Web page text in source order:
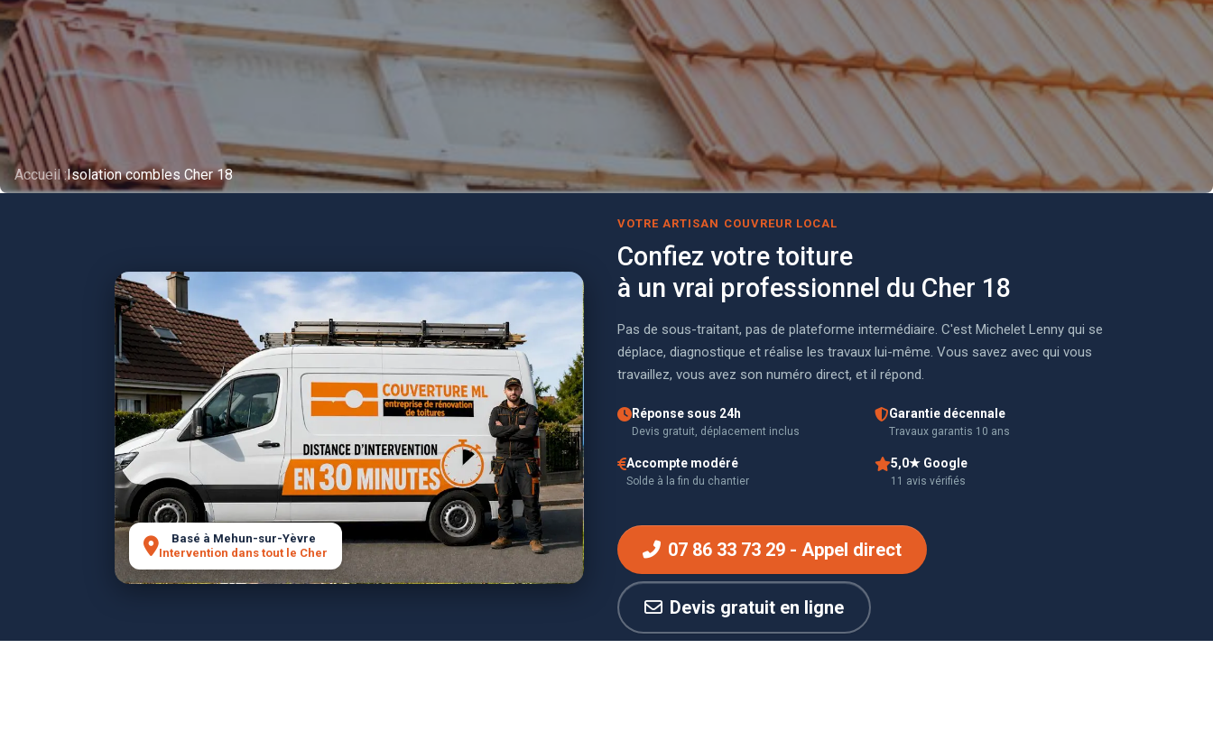
Accueil :Isolation combles Cher 18
Basé à Mehun-sur-Yèvre
Intervention dans tout le Cher
VOTRE ARTISAN COUVREUR LOCAL
Confiez votre toiture
à un vrai professionnel du Cher 18
Pas de sous-traitant, pas de plateforme intermédiaire. C'est Michelet Lenny qui se
déplace, diagnostique et réalise les travaux lui-même. Vous savez avec qui vous
travaillez, vous avez son numéro direct, et il répond.
Réponse sous 24h
Devis gratuit, déplacement inclus
Garantie décennale
Travaux garantis 10 ans
Accompte modéré
Solde à la fin du chantier
5,0★ Google
11 avis vérifiés
07 86 33 73 29 - Appel direct
Devis gratuit en ligne